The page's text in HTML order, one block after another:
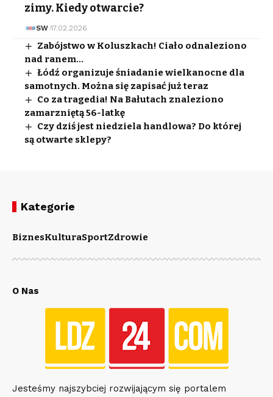
zimy. Kiedy otwarcie?
SW 17.02.2026
Zabójstwo w Koluszkach! Ciało odnaleziono
nad ranem…
Łódź organizuje śniadanie wielkanocne dla
samotnych. Można się zapisać już teraz
Co za tragedia! Na Bałutach znaleziono
zamarzniętą 56-latkę
Czy dziś jest niedziela handlowa? Do której
są otwarte sklepy?
Kategorie
BiznesKulturaSportZdrowie
O Nas
Jesteśmy najszybciej rozwijającym się portalem